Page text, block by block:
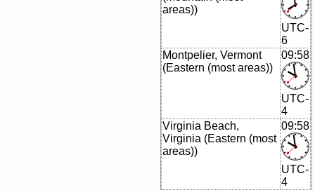
areas))
UTC-
6
Montpelier, Vermont
(Eastern (most areas))
09:58
UTC-
4
Virginia Beach,
Virginia (Eastern (most
areas))
09:58
UTC-
4